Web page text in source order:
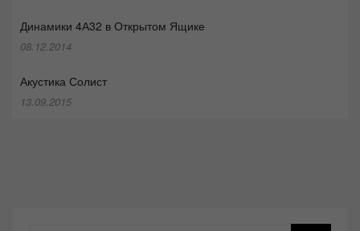
Динамики 4А32 в Открытом Ящике
08.12.2014
Акустика Солист
13.09.2015